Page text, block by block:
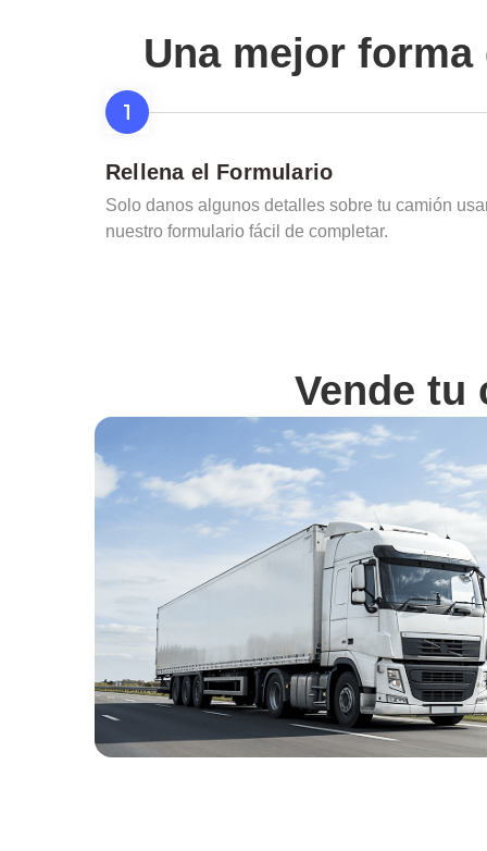
Una mejor
Rellena el Formulario
Solo danos algunos detalles sobre tu camión
nuestro formulario fácil de completar.
Vende tu